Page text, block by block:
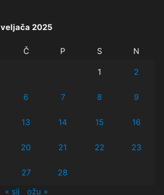
veljača 2025
Č P S N
1 2
6 7 8 9
13 14 15 16
20 21 22 23
27
28
« sij
ožu »